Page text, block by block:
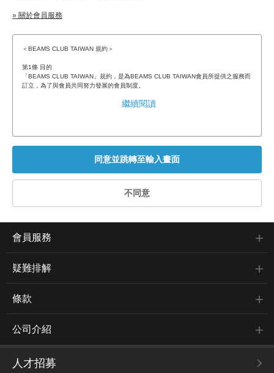
» 關於會員服務
＜BEAMS CLUB TAIWAN 規約＞
第1條 目的
「BEAMS CLUB TAIWAN」規約，是為BEAMS CLUB TAIWAN會員所提供之服務而
繼續閱讀
會員服務
疑難排解
條款
公司介紹
人才招募